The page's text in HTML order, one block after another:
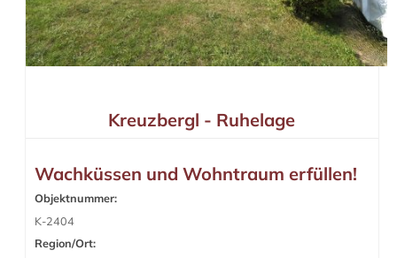
Kreuzbergl - Ruhelage
Wachküssen und Wohntraum erfüllen!
Objektnummer:
K-2404
Region/Ort: